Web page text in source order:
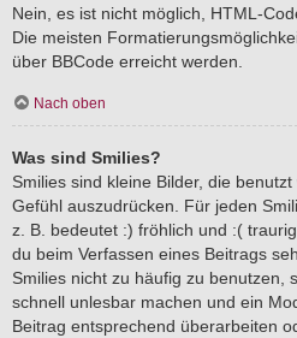
Nein, es ist nicht möglich, HTML-
Die meisten
über BBCode erreicht werden.
Nach oben
Was sind Smilies?
Smilies sind kleine Bilder, die
Gefühl auszudrücken. Für jeden
z. B. bedeutet :) fröhlich und :(
du beim Verfassen eines Beitrags
Smilies nicht zu häufig zu benutzen,
schnell unlesbar machen und ein
Beitrag entsprechend überarbeiten